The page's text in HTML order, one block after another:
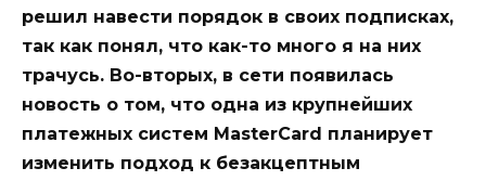
решил навести порядок в своих подписках,
так как понял, что как-то много я на них
трачусь. Во-вторых, в сети появилась
новость о том, что одна из крупнейших
платежных систем MasterCard планирует
изменить подход к безакцептным